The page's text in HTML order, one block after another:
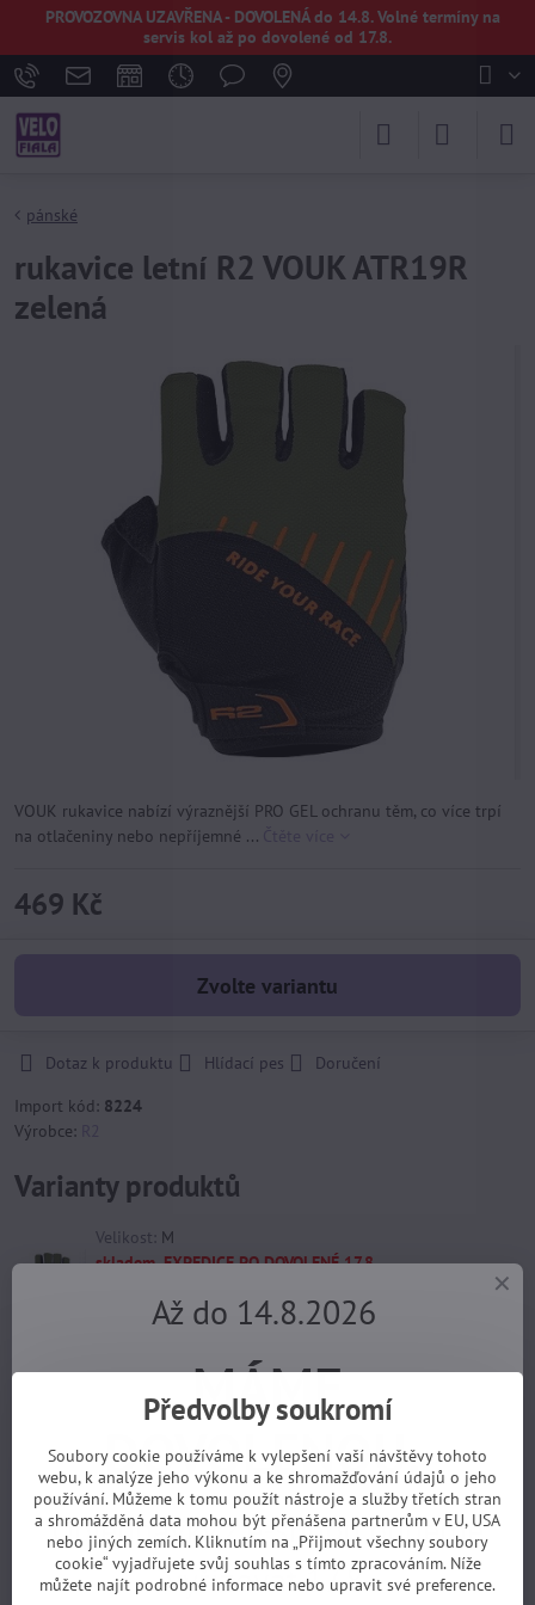
PROVOZOVNA UZAVŘENA - DOVOLENÁ do 14.8. Volné termíny na
servis kol až po dovolené od 17.8.
pánské
rukavice letní R2 VOUK ATR19R
zelená
VOUK rukavice nabízí výraznější PRO GEL ochranu těm, co více trpí
na otlačeniny nebo nepříjemné ...
469 Kč
Zvolte variantu
Dotaz k produktu Hlídací pes
Doručení
Import kód: 8224
Výrobce:
Varianty produktů
Velikost: M
skladem, EXPEDICE PO DOVOLENÉ 17.8.
469 Kč
Velikost:L
skladem, EXPEDICE PO DOVOLENÉ 17.8.
469 Kč
Velikost:XXL
skladem, EXPEDICE PO DOVOLENÉ 17.8.
469 Kč
Předvolby soukromí
Soubory cookie používáme k vylepšení vaší návštěvy tohoto
webu, k analýze jeho výkonu a ke shromažďování údajů o jeho
používání. Můžeme k tomu použít nástroje a služby třetích stran
a shromážděná data mohou být přenášena partnerům v EU, USA
nebo jiných zemích. Kliknutím na „Přijmout všechny soubory
cookie“ vyjadřujete svůj souhlas s tímto zpracováním. Níže
můžete najít podrobné informace nebo upravit své preference.
Až do 14.8.2026
MÁME
DOVOLENOU.
Objednávky z e-shopu budeme
vyřizovat 17.8.